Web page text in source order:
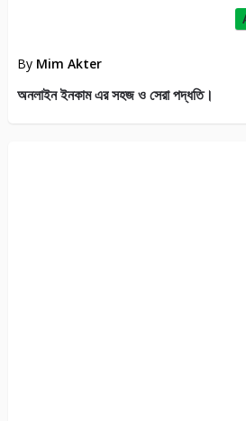
By Mim Akter
অনলাইন ইনকাম এর সহজ ও সেরা পদ্ধতি।